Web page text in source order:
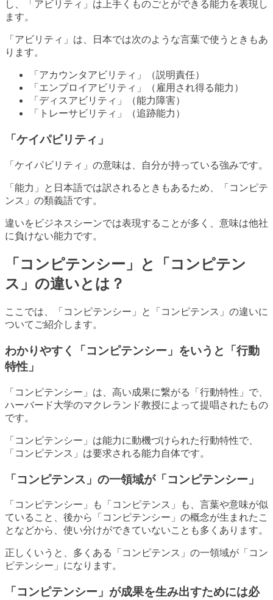
し、「アビリティ」は上手くものごとができる能力を表現し
ます。
「アビリティ」は、日本では次のような言葉で使うときもあ
ります。
「アカウンタアビリティ」（説明責任）
「エンプロイアビリティ」（雇用され得る能力）
「ディスアビリティ」（能力障害）
「トレーサビリティ」（追跡能力）
「ケイパビリティ」
「ケイパビリティ」の意味は、自分が持っている強みです。
「能力」と日本語では訳されるときもあるため、「コンピテ
ンス」の類義語です。
違いをビジネスシーンでは表現することが多く、意味は他社
に負けない能力です。
「コンピテンシー」と「コンピテン
ス」の違いとは？
ここでは、「コンピテンシー」と「コンピテンス」の違いに
ついてご紹介します。
わかりやすく「コンピテンシー」をいうと「行動
特性」
「コンピテンシー」は、高い成果に繋がる「行動特性」で、
ハーバード大学のマクレランド教授によって提唱されたもの
です。
「コンピテンシー」は能力に動機づけられた行動特性で、
「コンピテンス」は要求される能力自体です。
「コンピテンス」の一領域が「コンピテンシー」
「コンピテンシー」も「コンピテンス」も、言葉や意味が似
ていること、後から「コンピテンシー」の概念が生まれたこ
となどから、使い分けができていないことも多くあります。
正しくいうと、多くある「コンピテンス」の一領域が「コン
ピテンシー」になります。
「コンピテンシー」が成果を生み出すためには必